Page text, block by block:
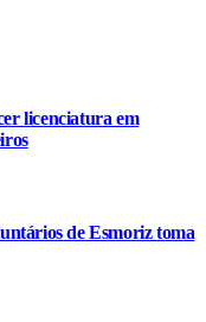
licenciatura em
de Esmoriz toma